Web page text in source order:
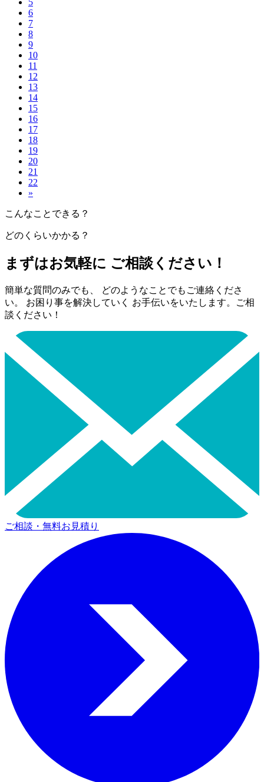
6
7
8
9
10
11
12
13
14
15
16
17
18
19
20
21
22
»
こんなことできる？
どのくらいかかる？
まずはお気軽に ご相談ください！
簡単な質問のみでも、 どのようなことでもご連絡くださ
い。 お困り事を解決していく お手伝いをいたします。ご相
談ください！
ご相談・無料お見積り